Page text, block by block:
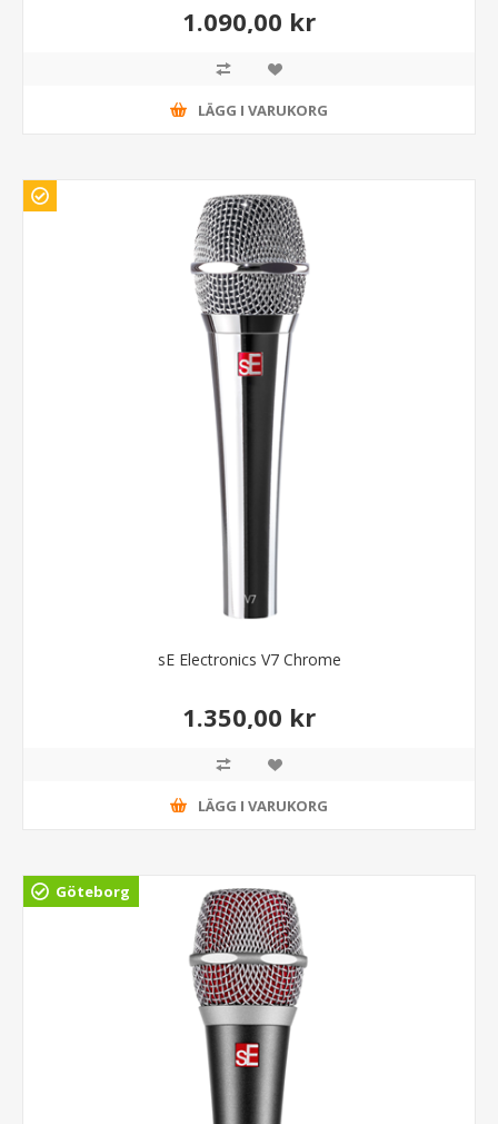
1.090,00 kr
LÄGG I VARUKORG
sE Electronics V7 Chrome
1.350,00 kr
LÄGG I VARUKORG
Göteborg